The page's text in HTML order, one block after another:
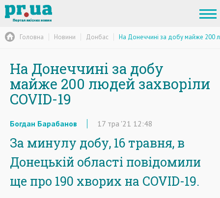
Головна Новини Донбас На Донеччині за добу майже 200
На Донеччині за добу
майже 200 людей захворіли
COVID-19
Богдан Барабанов 17 тра '21 12:48
За минулу добу, 16 травня, в
Донецькій області повідомили
ще про 190 хворих на COVID-19.